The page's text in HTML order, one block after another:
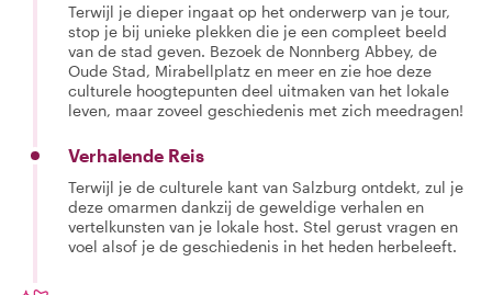
Terwijl je dieper ingaat op het onderwerp van je tour,
stop je bij unieke plekken die je een compleet beeld
van de stad geven. Bezoek de Nonnberg Abbey, de
Oude Stad, Mirabellplatz en meer en zie hoe deze
culturele hoogtepunten deel uitmaken van het lokale
leven, maar zoveel geschiedenis met zich meedragen!
Verhalende Reis
Terwijl je de culturele kant van Salzburg ontdekt, zul je
deze omarmen dankzij de geweldige verhalen en
vertelkunsten van je lokale host. Stel gerust vragen en
voel alsof je de geschiedenis in het heden herbeleeft.